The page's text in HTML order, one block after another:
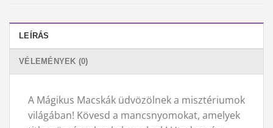
LEÍRÁS
VÉLEMÉNYEK (0)
A Mágikus Macskák üdvözölnek a misztériumok
világában! Kövesd a mancsnyomokat, amelyek